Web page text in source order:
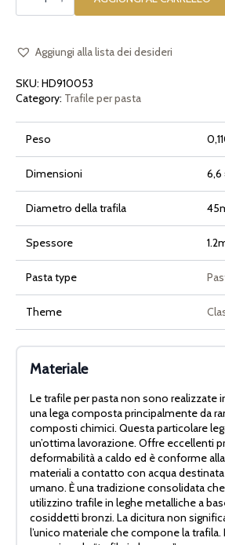
in
Conchiglia
Aggiungi alla lista dei desideri
SKU: HD910053
Category: Trafile per pasta
Peso
Dimensioni 6,6
Diametro della trafila
Spessore
Pasta type
Theme
Materiale
Le trafile per pasta non sono realizzate
una lega composta principalmente da
composti chimici. Questa particolare
un’ottima lavorazione. Offre eccellenti
deformabilità a caldo ed è conforme
materiali a contatto con acqua
umano. È una tradizione consolidata
utilizzino trafile in leghe metalliche a
cosiddetti bronzi. La dicitura non
l’unico materiale che compone la